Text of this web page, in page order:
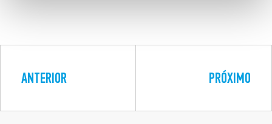
ANTERIOR PRÓXIMO